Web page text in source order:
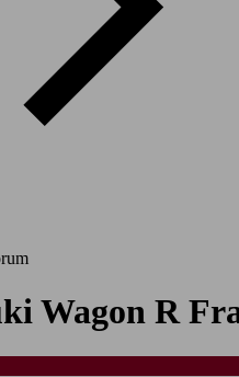
Wagon R